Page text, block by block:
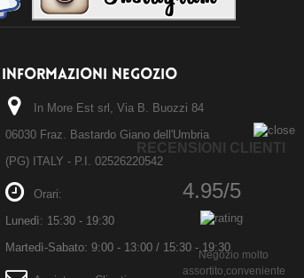
INFORMAZIONI NEGOZIO
In More Est srl, Via B. Buozzi 84
06030 Fraz. Bastardo Giano dell'Umbria
(PG) ITALY - P.I. 02526220542
Orari:
Lunedì: 15:30 - 19:30
Martedì-Sabato: 9:00 - 13:00 / 15:30 - 19:30
RECENSIONI CLIENTI
4.95/5
Negozio molto
assortito,conveniente